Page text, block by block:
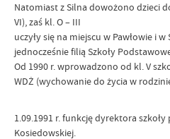
Natomiast z Silna dowożono dzieci
VI), zaś kl. O – III
uczyły się na miejscu w Pawłowie i w
jednocześnie filią Szkoły
Od 1990 r. wprowadzono od kl. V
WDŻ (wychowanie do życia w
1.09.1991 r. funkcję dyrektora
Kosiedowskiej.